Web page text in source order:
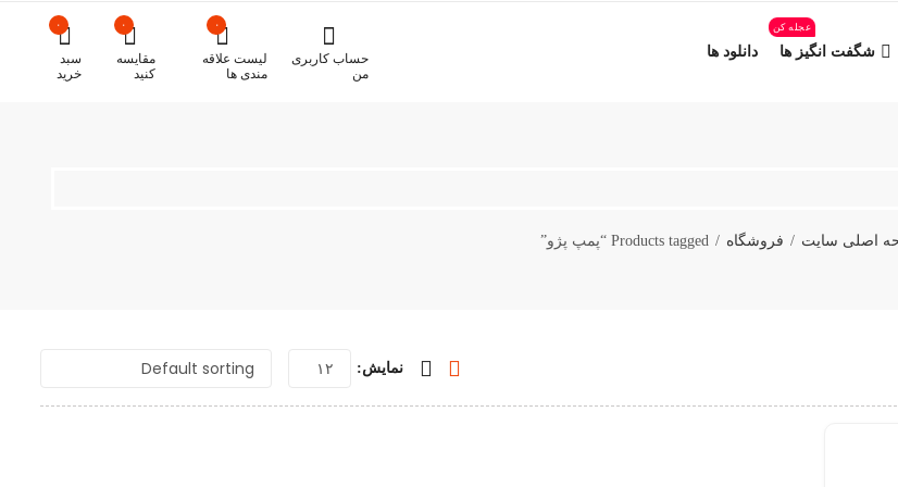
شگفت انگیز ها
عجله کن
دانلود ها
حساب کاربری
من
۰
لیست علاقه
مندی ها
۰
مقایسه
کنید
۰
سبد
خرید
اصلی سایت فروشگاه Products tagged “پمپ پژو”
نمایش: